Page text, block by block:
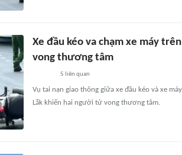
Xe đầu kéo va chạm xe máy
vong thương tâm
5 liên quan
Vụ tai nạn giao thông giữa xe đầu kéo và xe
Lắk khiến hai người tử vong thương tâm.